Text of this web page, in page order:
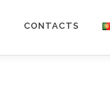
CONTACTS